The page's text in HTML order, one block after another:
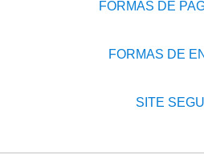
FORMAS DE
FORMAS DE
SITE